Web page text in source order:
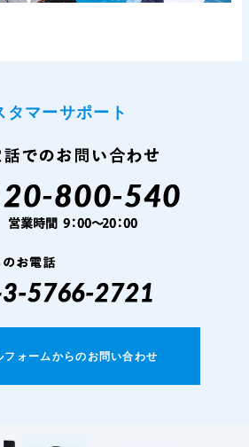
タマーサポート
フォームからのお問い合わせ